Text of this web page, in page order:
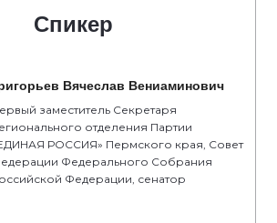
Спикер
Вячеслав Вениаминович
заместитель Секретаря
отделения Партии
РОССИЯ» Пермского края, Совет
Федерального Собрания
Федерации, сенатор